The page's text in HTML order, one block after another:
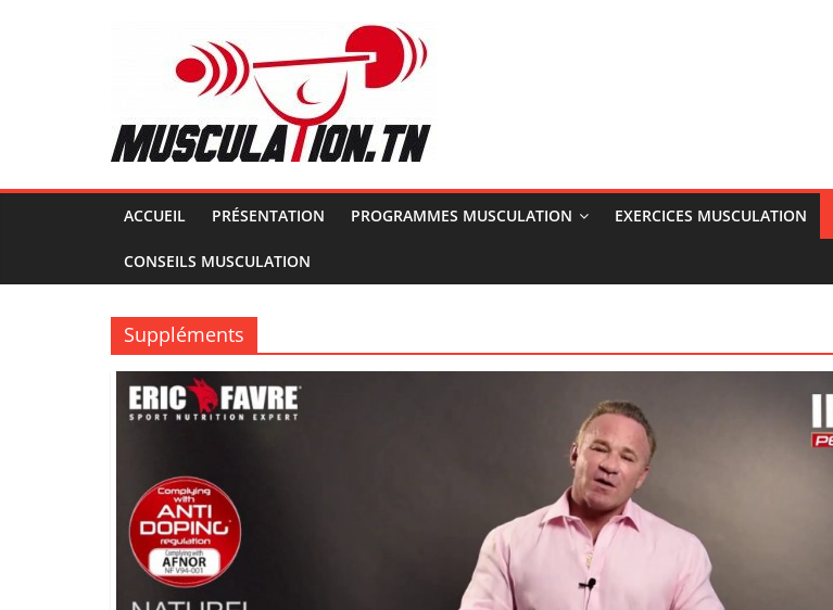
Musculation.tn
Pour
avoir
des
d'acier
ACCUEIL PRÉSENTATION PROGRAMMES MUSCULATION EXERCICES MUSCULATION
CONSEILS MUSCULATION
Suppléments